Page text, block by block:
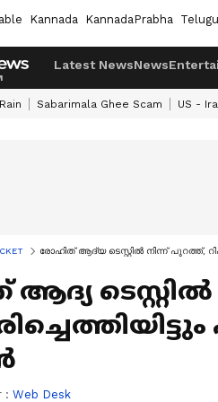
Kannada KannadaPrabha Telugu
Latest NewsNews
Sabarimala Ghee Scam US -
രോഹിത് ആദ്യ ടെസ്റ്റില്‍ നിന്ന് പുറത്ത്,
: Web Desk